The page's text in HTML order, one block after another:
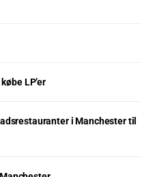
LP’er
i Manchester til